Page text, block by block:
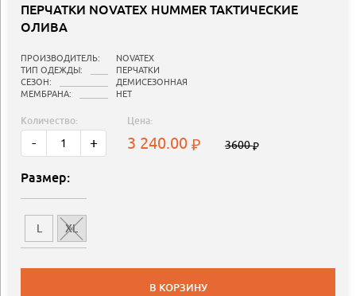
ПЕРЧАТКИ NOVATEX HUMMER ТАКТИЧЕСКИЕ
ОЛИВА
ПРОИЗВОДИТЕЛЬ:
NOVATEX
ТИП ОДЕЖДЫ:
ПЕРЧАТКИ
СЕЗОН:
ДЕМИСЕЗОННАЯ
МЕМБРАНА:
НЕТ
Количество:
- +
Цена:
3 240.00 3600
Размер:
L XL
В КОРЗИНУ